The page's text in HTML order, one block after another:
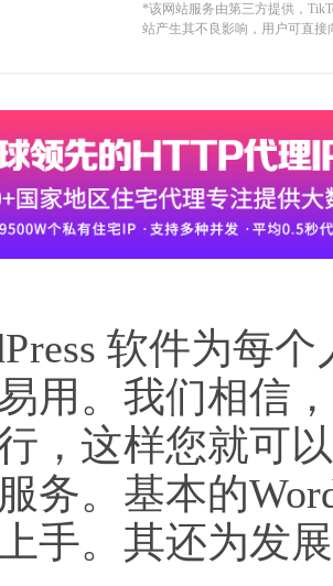
*该网站服务由第三方提供，
站产生其不良影响，用户可直
软件为每
用。我们相信
，这样您就可
务。基本的
手。其还为发